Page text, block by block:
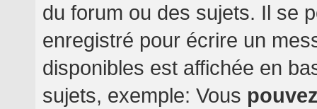
du forum ou des sujets. Il se
enregistré pour écrire un
disponibles est affichée en
sujets, exemple: Vous